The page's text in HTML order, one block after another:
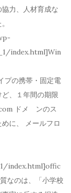
力、人材育成な
index.html]Win
プの携帯・固定電
、１年間の期限
ドメ゗ンのス
に、 メールフロ
index.html]offic
なのは、「小学校